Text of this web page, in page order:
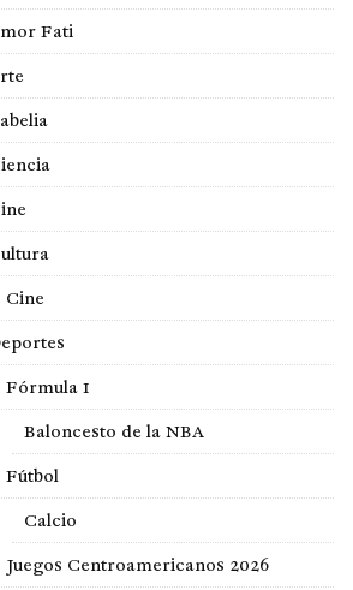
Fati
Cine
Fórmula 1
Baloncesto de la NBA
Fútbol
Calcio
Juegos Centroamericanos 2026